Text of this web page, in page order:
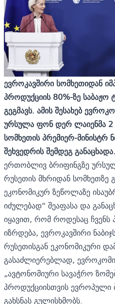
ევროკავშირი სომხეთიდან
პროდუქციის 80%-ზე საბაჟო
გეგმავს. ამის შესახებ
ურსულა ფონ დერ ლაიენმა 2
სომხეთის პრემიერ-მინისტრ
შეხვედრის შემდეგ განაცხადა.
ერთობლივ ბრიფინგზე
რუსეთის მხრიდან
ეკონომიკურ ზეწოლაზე
იძულებად“ შეაფასა და
იყავით, რომ როდესაც
იზრდება, ევროკავშირი
რუსეთისგან ეკონომიკური
გასაძლიერებლად,
„ავტონომიური სავაჭრო
პროდუქციისთვის ევროპული
გახსნას გულისხმობს.